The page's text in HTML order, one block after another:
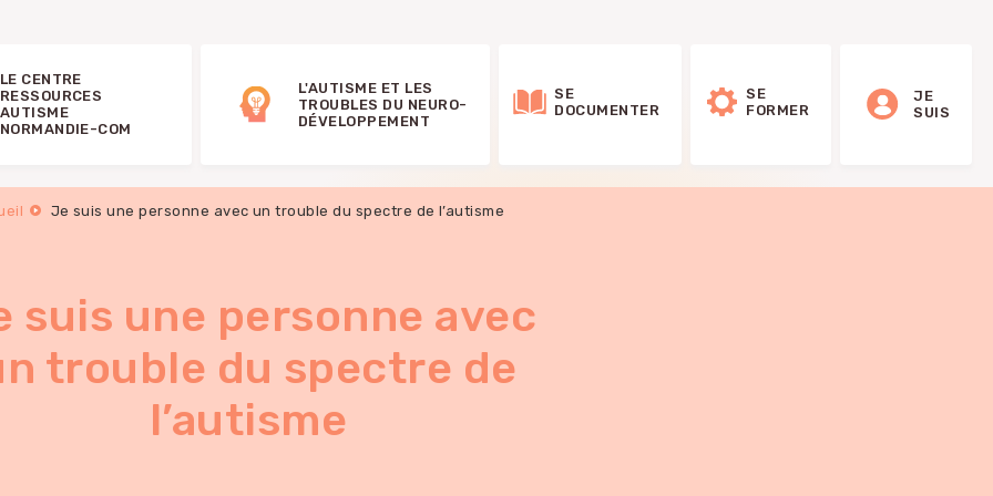
LE CENTRE
RESSOURCES
AUTISME
NORMANDIE-COM
L'AUTISME ET LES
TROUBLES DU NEURO-
DÉVELOPPEMENT
SE
DOCUMENTER
SE
FORMER
JE
SUIS
Je suis une personne avec un trouble du spectre de l’autisme
suis une personne avec
trouble du spectre de
l’autisme